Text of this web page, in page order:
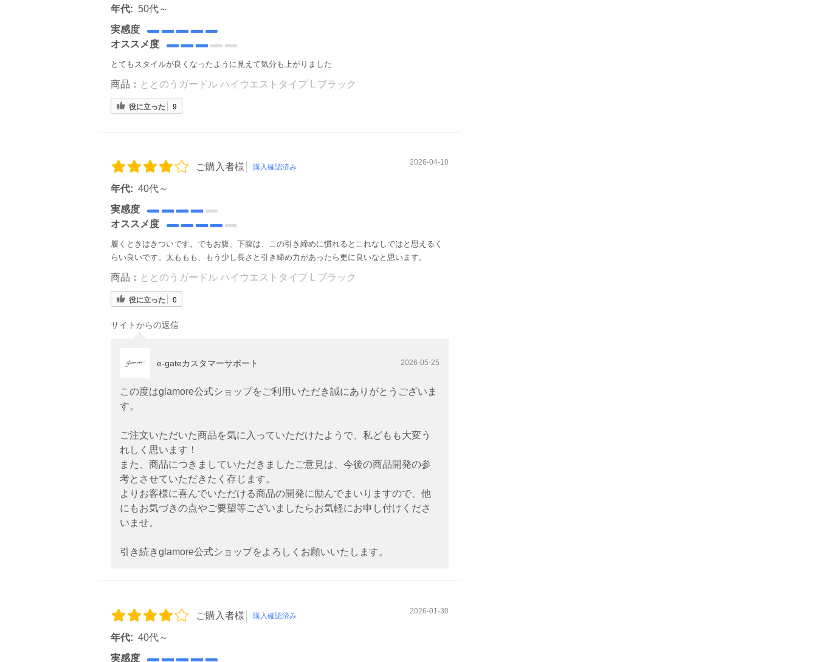
年代: 50代～
実感度
オススメ度
とてもスタイルが良くなったように見えて気分も上がりました
商品： ととのうガードル ハイウエストタイプ L ブラック
役に立った 9
ご購入者様 購入確認済み
2026-04-10
年代: 40代～
実感度
オススメ度
履くときはきついです。でもお腹、下腹は、この引き締めに慣れるとこれなしではと思えるく
らい良いです。太ももも、もう少し長さと引き締め力があったら更に良いなと思います。
商品： ととのうガードル ハイウエストタイプ L ブラック
役に立った 0
サイトからの返信
e-gateカスタマーサポート 2026-05-25
この度はglamore公式ショップをご利用いただき誠にありがとうございま
す。
ご注文いただいた商品を気に入っていただけたようで、私どもも大変う
れしく思います！
また、商品につきましていただきましたご意見は、今後の商品開発の参
考とさせていただきたく存じます。
よりお客様に喜んでいただける商品の開発に励んでまいりますので、他
にもお気づきの点やご要望等ございましたらお気軽にお申し付けくださ
いませ。
引き続きglamore公式ショップをよろしくお願いいたします。
ご購入者様 購入確認済み
2026-01-30
年代: 40代～
実感度